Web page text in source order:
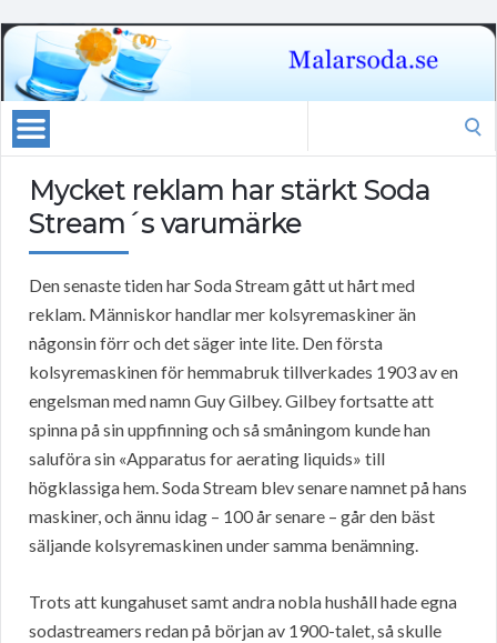
Mycket reklam har stärkt Soda
Stream´s varumärke
Den senaste tiden har Soda Stream gått ut hårt med
reklam. Människor handlar mer kolsyremaskiner än
någonsin förr och det säger inte lite. Den första
kolsyremaskinen för hemmabruk tillverkades 1903 av en
engelsman med namn Guy Gilbey. Gilbey fortsatte att
spinna på sin uppfinning och så småningom kunde han
saluföra sin «Apparatus for aerating liquids» till
högklassiga hem. Soda Stream blev senare namnet på hans
maskiner, och ännu idag – 100 år senare – går den bäst
säljande kolsyremaskinen under samma benämning.
Trots att kungahuset samt andra nobla hushåll hade egna
sodastreamers redan på början av 1900-talet, så skulle